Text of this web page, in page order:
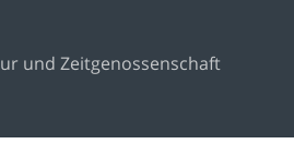
und Zeitgenossenschaft